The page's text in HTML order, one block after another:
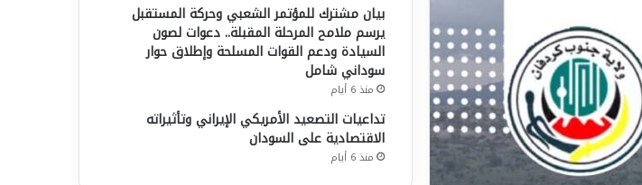
بيان مشترك للمؤتمر الشعبي وحركة المستقبل
يرسم ملامح المرحلة المقبلة.. دعوات لصون
السيادة ودعم القوات المسلحة وإطلاق حوار
سوداني شامل
منذ 6 أيام
تداعيات التصعيد الأمريكي الإيراني وتأثيراته
الاقتصادية على السودان
منذ 6 أيام